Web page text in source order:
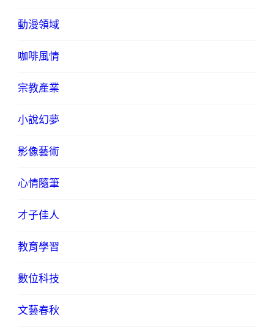
動漫領域
咖啡風情
宗教產業
小說幻夢
影像藝術
心情隨筆
才子佳人
教育學習
數位科技
文藝春秋